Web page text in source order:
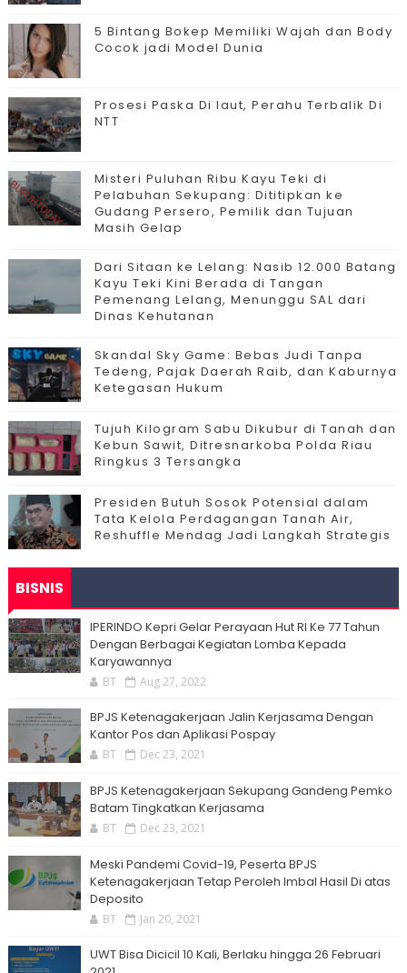
5 Bintang Bokep Memiliki Wajah dan Body
Cocok jadi Model Dunia
Prosesi Paska Di laut, Perahu Terbalik Di
NTT
Misteri Puluhan Ribu Kayu Teki di
Pelabuhan Sekupang: Dititipkan ke
Gudang Persero, Pemilik dan Tujuan
Masih Gelap
Dari Sitaan ke Lelang: Nasib 12.000 Batang
Kayu Teki Kini Berada di Tangan
Pemenang Lelang, Menunggu SAL dari
Dinas Kehutanan
Skandal Sky Game: Bebas Judi Tanpa
Tedeng, Pajak Daerah Raib, dan Kaburnya
Ketegasan Hukum
Tujuh Kilogram Sabu Dikubur di Tanah dan
Kebun Sawit, Ditresnarkoba Polda Riau
Ringkus 3 Tersangka
Presiden Butuh Sosok Potensial dalam
Tata Kelola Perdagangan Tanah Air,
Reshuffle Mendag Jadi Langkah Strategis
BISNIS
IPERINDO Kepri Gelar Perayaan Hut RI Ke 77 Tahun
Dengan Berbagai Kegiatan Lomba Kepada
Karyawannya
BT Aug 27, 2022
BPJS Ketenagakerjaan Jalin Kerjasama Dengan
Kantor Pos dan Aplikasi Pospay
BT Dec 23, 2021
BPJS Ketenagakerjaan Sekupang Gandeng Pemko
Batam Tingkatkan Kerjasama
BT Dec 23, 2021
Meski Pandemi Covid-19, Peserta BPJS
Ketenagakerjaan Tetap Peroleh Imbal Hasil Di atas
Deposito
BT Jan 20, 2021
UWT Bisa Dicicil 10 Kali, Berlaku hingga 26 Februari